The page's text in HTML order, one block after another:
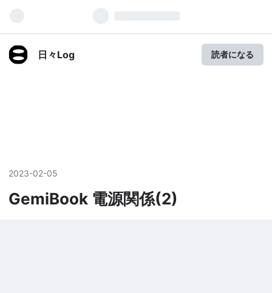
日々Log 読者になる
2023-02-05
GemiBook 電源関係(2)